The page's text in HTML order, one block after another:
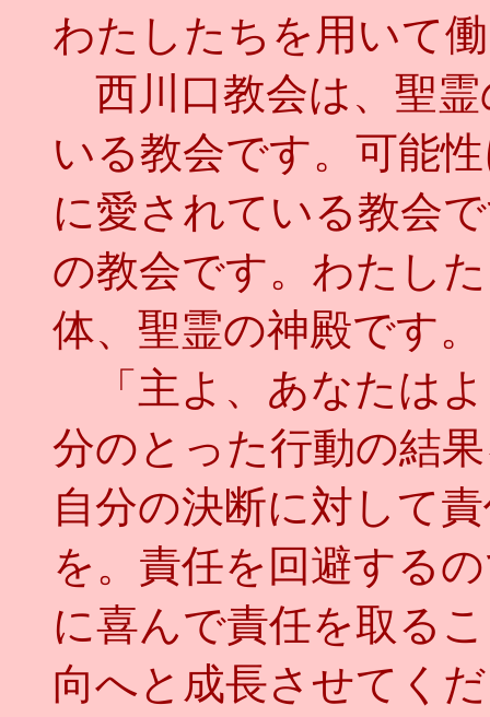
わたしたちを用いて
西川口教会は、聖
いる教会です。可能
に愛されている教会
の教会です。わたし
体、聖霊の神殿です。
「主よ、あなたは
分のとった行動の結
自分の決断に対して
を。責任を回避する
に喜んで責任を取る
向へと成長させてく